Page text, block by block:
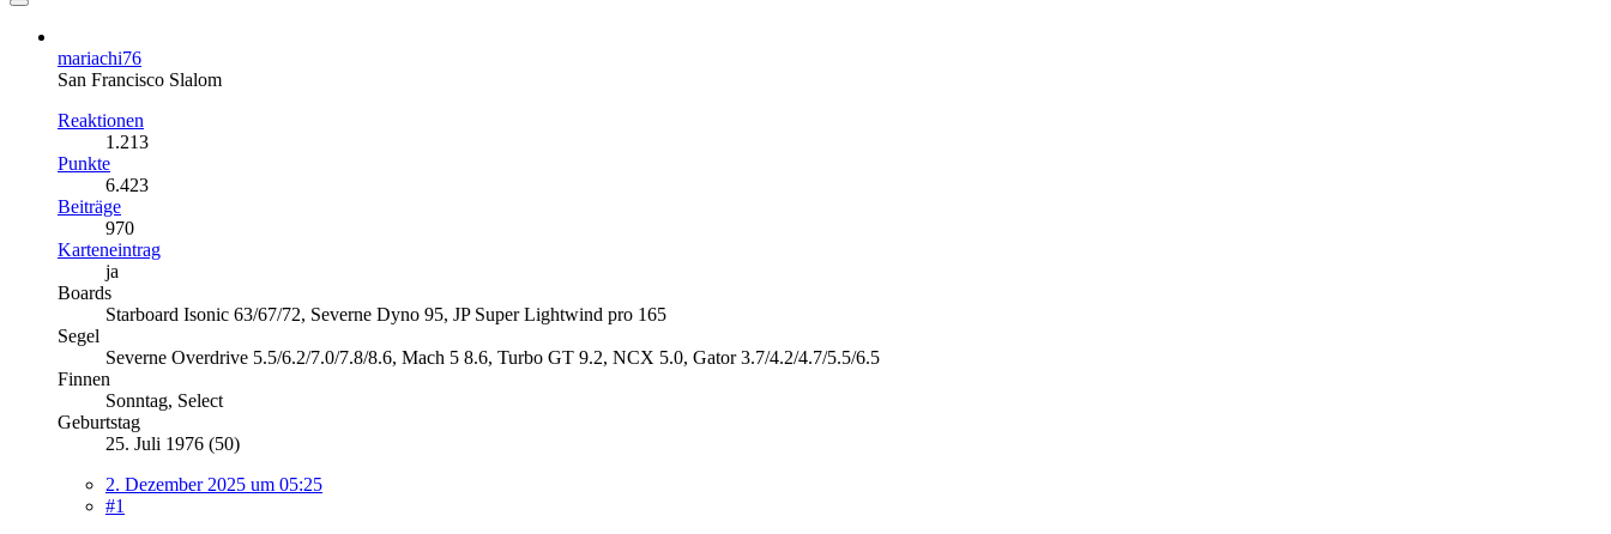
mariachi76
San Francisco Slalom
Reaktionen
1.213
Punkte
6.423
Beiträge
970
Karteneintrag
ja
Boards
Starboard Isonic 63/67/72, Severne Dyno 95, JP Super Lightwind pro 165
Segel
Severne Overdrive 5.5/6.2/7.0/7.8/8.6, Mach 5 8.6, Turbo GT 9.2, NCX 5.0, Gator 3.7/4.2/4.7/5.5/6.5
Finnen
Sonntag, Select
Geburtstag
25. Juli 1976 (50)
2. Dezember 2025 um 05:25
#1